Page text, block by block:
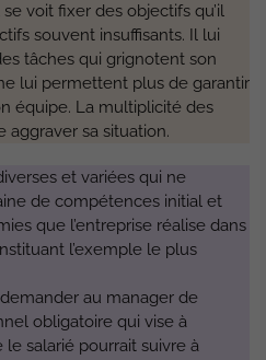
voit fixer des objectifs qu’il
souvent insuffisants. Il lui
tâches qui grignotent son
lui permettent plus de garantir
équipe. La multiplicité des
aggraver sa situation.
et variées qui ne
de compétences initial et
que l’entreprise réalise dans
l’exemple le plus
au manager de
obligatoire qui vise à
salarié pourrait suivre à